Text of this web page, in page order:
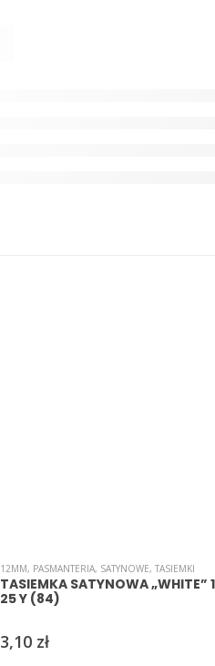
12MM, PASMANTERIA, SATYNOWE, TASIEMKI
TASIEMKA SATYNOWA „WHITE”
25 Y (84)
3,10 zł